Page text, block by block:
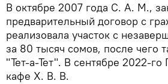
В октябре 2007 года С. А. М.,
предварительный договор с
реализовала участок с
за 80 тысяч сомов, после чего
"Тет-а-Тет". В сентябре 2022-
кафе Х. В. В.